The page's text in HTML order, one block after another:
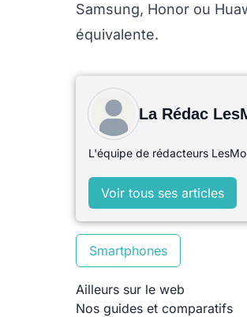
Samsung, Honor ou
équivalente.
La Rédac
L'équipe de rédacteurs
Voir tous ses articles
Smartphones
Ailleurs sur le web
Nos guides et comparatifs